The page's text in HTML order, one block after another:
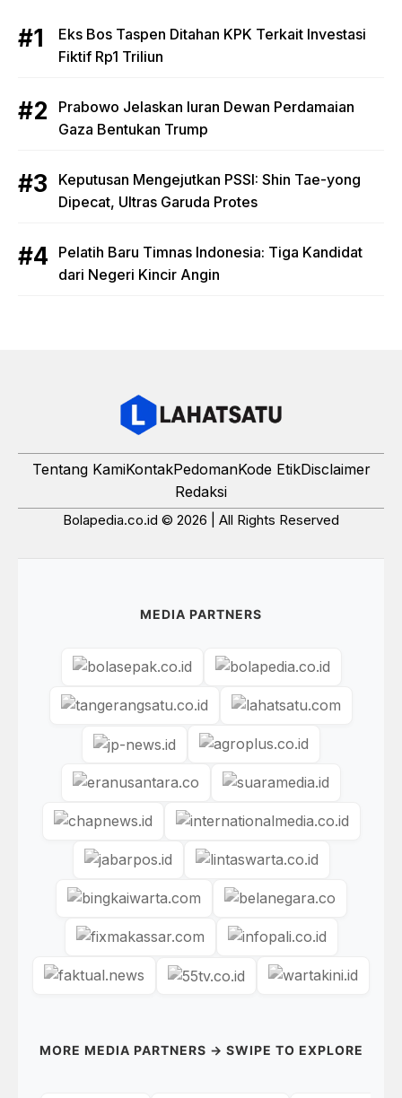
Eks Bos Taspen Ditahan KPK Terkait Investasi
Fiktif Rp1 Triliun
Prabowo Jelaskan Iuran Dewan Perdamaian
Gaza Bentukan Trump
Keputusan Mengejutkan PSSI: Shin Tae-yong
Dipecat, Ultras Garuda Protes
Pelatih Baru Timnas Indonesia: Tiga Kandidat
dari Negeri Kincir Angin
Tentang KamiKontakPedomanKode EtikDisclaimer
Redaksi
Bolapedia.co.id © 2026 | All Rights Reserved
MEDIA PARTNERS
MORE MEDIA PARTNERS → SWIPE TO EXPLORE